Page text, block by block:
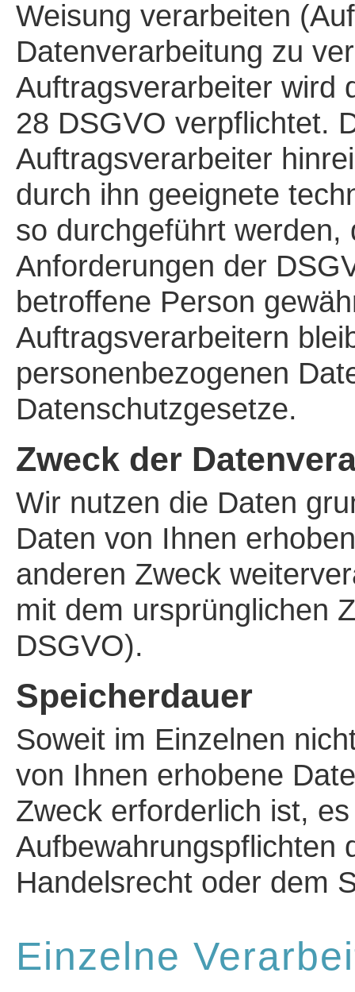
Weisung verarbeiten
Datenverarbeitung zu
Auftragsverarbeiter wird
28 DSGVO verpflichtet.
Auftragsverarbeiter
durch ihn geeignete
so durchgeführt werden,
Anforderungen der
betroffene Person
Auftragsverarbeitern
personenbezogenen
Datenschutzgesetze.
Zweck der
Wir nutzen die Daten
Daten von Ihnen
anderen Zweck
mit dem ursprünglichen
DSGVO).
Speicherdauer
Soweit im Einzelnen
von Ihnen erhobene
Zweck erforderlich ist,
Aufbewahrungspflichten
Handelsrecht oder dem
Einzelne